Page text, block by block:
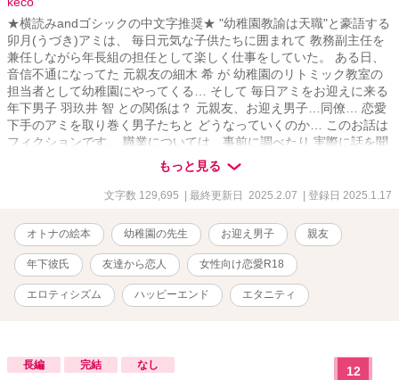
★横読みandゴシックの中文字推奨★ "幼稚園教諭は天職"と豪語する
卯月(うづき)アミは、 毎日元気な子供たちに囲まれて 教務副主任を
兼任しながら年長組の担任として楽しく仕事をしていた。 ある日、
音信不通になってた 元親友の細木 希 が 幼稚園のリトミック教室の
担当者として幼稚園にやってくる… そして 毎日アミをお迎えに来る
年下男子 羽玖井 智 との関係は？ 元親友、お迎え男子…同僚… 恋愛
下手のアミを取り巻く男子たちと どうなっていくのか… このお話は
フィクションです。 職業については、事前に調べたり 実際に話を聞
きとりしてますが 実際のお仕事内容と相違あります。 何卒ご了承く
ださいませ！ 顔文字ありです(*･ω･)*_ _)ﾍﾟｺﾘ
もっと見る
文字数 129,695 | 最終更新日 2025.2.07 | 登録日 2025.1.17
オトナの絵本 幼稚園の先生 お迎え男子 親友
年下彼氏 友達から恋人 女性向け恋愛R18
エロティシズム ハッピーエンド エタニティ
長編 完結 なし 12